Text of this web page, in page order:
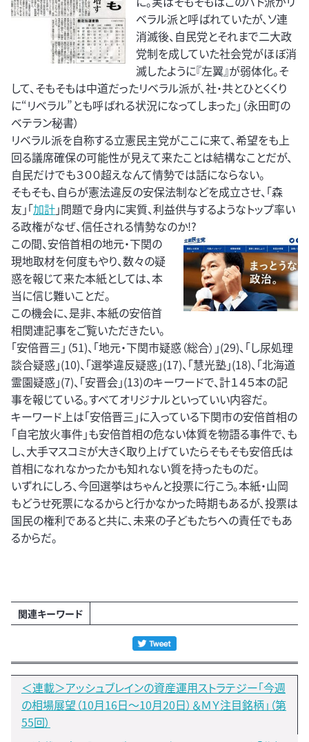
ベラル派と呼ばれていたが、ソ連
消滅後、自民党とそれまで二大政
党制を成していた社会党がほぼ消
滅したように『左翼』が弱体化。そ
して、そもそもは中道だったリベラル派が、社・共とひとくくり
に“リベラル”とも呼ばれる状況になってしまった」（永田町の
ベテラン秘書）
リベラル派を自称する立憲民主党がここに来て、希望をも上
回る議席確保の可能性が見えて来たことは結構なことだが、
自民だけでも３００超えなんて情勢では話にならない。
そもそも、自らが憲法違反の安保法制などを成立させ、「森
友」「加計」問題で身内に実質、利益供与するようなトップ率い
る政権がなぜ、信任される情勢なのか!?
この間、安倍首相の地元・下関の
現地取材を何度もやり、数々の疑
惑を報じて来た本紙としては、本
当に信じ難いことだ。
この機会に、是非、本紙の安倍首
相関連記事をご覧いただきたい。
「安倍晋三」（51)、「地元・下関市疑惑（総合）」(29)、「し尿処理
談合疑惑」(10)、「選挙違反疑惑」(17)、「慧光塾」(18)、「北海道
霊園疑惑」(7)、「安晋会」(13)のキーワードで、計１４５本の記
事を報じている。すべてオリジナルといっていい内容だ。
キーワード上は「安倍晋三」に入っている下関市の安倍首相の
「自宅放火事件」も安倍首相の危ない体質を物語る事件で、も
し、大手マスコミが大きく取り上げていたらそもそも安倍氏は
首相になれなかったかも知れない質を持ったものだ。
いずれにしろ、今回選挙はちゃんと投票に行こう。本紙・山岡
もどうせ死票になるからと行かなかった時期もあるが、投票は
国民の権利であると共に、未来の子どもたちへの責任でもあ
るからだ。
関連キーワード
＜連載＞アッシュブレインの資産運用ストラテジー「今週
の相場展望（10月16日～10月20日）＆ＭＹ注目銘柄」（第
55回）